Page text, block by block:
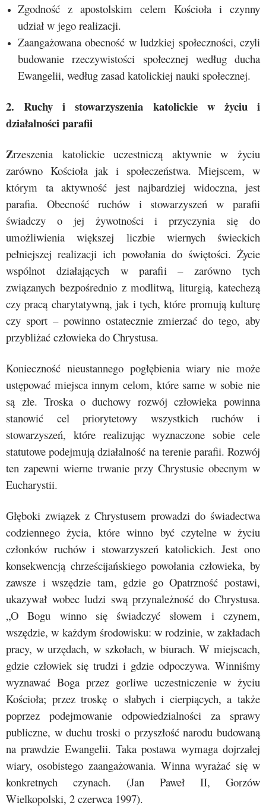
Zgodność z apostolskim celem Kościoła i czynny
udział w jego realizacji.
Zaangażowana obecność w ludzkiej społeczności, czyli
budowanie rzeczywistości społecznej według ducha
Ewangelii, według zasad katolickiej nauki społecznej.
2. Ruchy i stowarzyszenia katolickie w życiu i
działalności parafii
Zrzeszenia katolickie uczestniczą aktywnie w życiu
zarówno Kościoła jak i społeczeństwa. Miejscem, w
którym ta aktywność jest najbardziej widoczna, jest
parafia. Obecność ruchów i stowarzyszeń w parafii
świadczy o jej żywotności i przyczynia się do
umożliwienia większej liczbie wiernych świeckich
pełniejszej realizacji ich powołania do świętości. Życie
wspólnot działających w parafii – zarówno tych
związanych bezpośrednio z modlitwą, liturgią, katechezą
czy pracą charytatywną, jak i tych, które promują kulturę
czy sport – powinno ostatecznie zmierzać do tego, aby
przybliżać człowieka do Chrystusa.
Konieczność nieustannego pogłębienia wiary nie może
ustępować miejsca innym celom, które same w sobie nie
są złe. Troska o duchowy rozwój człowieka powinna
stanowić cel priorytetowy wszystkich ruchów i
stowarzyszeń, które realizując wyznaczone sobie cele
statutowe podejmują działalność na terenie parafii. Rozwój
ten zapewni wierne trwanie przy Chrystusie obecnym w
Eucharystii.
Głęboki związek z Chrystusem prowadzi do świadectwa
codziennego życia, które winno być czytelne w życiu
członków ruchów i stowarzyszeń katolickich. Jest ono
konsekwencją chrześcijańskiego powołania człowieka, by
zawsze i wszędzie tam, gdzie go Opatrzność postawi,
ukazywał wobec ludzi swą przynależność do Chrystusa.
„O Bogu winno się świadczyć słowem i czynem,
wszędzie, w każdym środowisku: w rodzinie, w zakładach
pracy, w urzędach, w szkołach, w biurach. W miejscach,
gdzie człowiek się trudzi i gdzie odpoczywa. Winniśmy
wyznawać Boga przez gorliwe uczestniczenie w życiu
Kościoła; przez troskę o słabych i cierpiących, a także
poprzez podejmowanie odpowiedzialności za sprawy
publiczne, w duchu troski o przyszłość narodu budowaną
na prawdzie Ewangelii. Taka postawa wymaga dojrzałej
wiary, osobistego zaangażowania. Winna wyrażać się w
konkretnych czynach. (Jan Paweł II, Gorzów
Wielkopolski, 2 czerwca 1997).